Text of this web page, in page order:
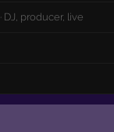
· DJ, producer, live